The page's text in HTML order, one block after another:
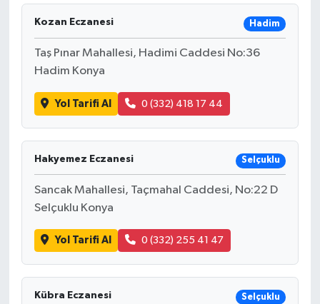
Kozan Eczanesi Hadim
Taş Pınar Mahallesi, Hadimi Caddesi No:36
Hadim Konya
Yol Tarifi Al 0 (332) 418 17 44
Hakyemez Eczanesi Selçuklu
Sancak Mahallesi, Taçmahal Caddesi, No:22 D
Selçuklu Konya
Yol Tarifi Al 0 (332) 255 41 47
Kübra Eczanesi Selçuklu